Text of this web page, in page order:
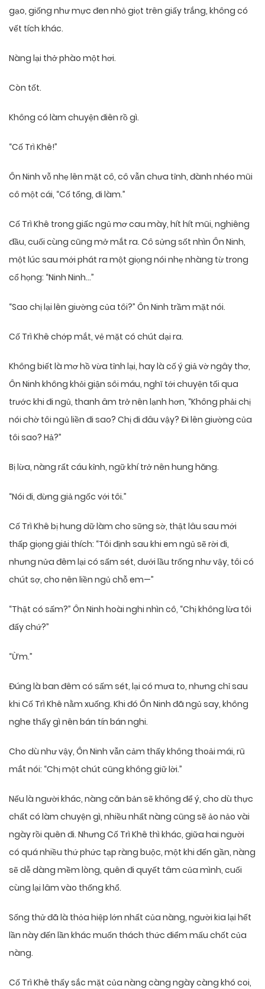
gạo, giống như mực đen nhỏ giọt trên giấy trắng, không có
vết tích khác.
Nàng lại thở phào một hơi.
Còn tốt.
Không có làm chuyện điên rồ gì.
“Cố Trì Khê!”
Ôn Ninh vỗ nhẹ lên mặt cô, cô vẫn chưa tỉnh, đành nhéo mũi
cô một cái, “Cố tổng, đi làm.”
Cố Trì Khê trong giấc ngủ mơ cau mày, hít hít mũi, nghiêng
đầu, cuối cùng cũng mở mắt ra. Cô sửng sốt nhìn Ôn Ninh,
một lúc sau mới phát ra một giọng nói nhẹ nhàng từ trong
cổ họng: “Ninh Ninh…”
“Sao chị lại lên giường của tôi?” Ôn Ninh trầm mặt nói.
Cố Trì Khê chớp mắt, vẻ mặt có chút dại ra.
Không biết là mơ hồ vừa tỉnh lại, hay là cố ý giả vờ ngây thơ,
Ôn Ninh không khỏi giận sôi máu, nghĩ tới chuyện tối qua
trước khi đi ngủ, thanh âm trở nên lạnh hơn, “Không phải chị
nói chờ tôi ngủ liền đi sao? Chị đi đâu vậy? Đi lên giường của
tôi sao? Hả?”
Bị lừa, nàng rất cáu kỉnh, ngữ khí trở nên hung hăng.
“Nói đi, đừng giả ngốc với tôi.”
Cố Trì Khê bị hung dữ làm cho sững sờ, thật lâu sau mới
thấp giọng giải thích: “Tôi định sau khi em ngủ sẽ rời đi,
nhưng nửa đêm lại có sấm sét, dưới lầu trống như vậy, tôi có
chút sợ, cho nên liền ngủ chỗ em—”
“Thật có sấm?” Ôn Ninh hoài nghi nhìn cô, “Chị không lừa tôi
đấy chứ?”
“Ừm.”
Đúng là ban đêm có sấm sét, lại có mưa to, nhưng chỉ sau
khi Cố Trì Khê nằm xuống. Khi đó Ôn Ninh đã ngủ say, không
nghe thấy gì nên bán tín bán nghi.
Cho dù như vậy, Ôn Ninh vẫn cảm thấy không thoải mái, rũ
mắt nói: “Chị một chút cũng không giữ lời.”
Nếu là người khác, nàng căn bản sẽ không để ý, cho dù thực
chất có làm chuyện gì, nhiều nhất nàng cũng sẽ ảo nảo vài
ngày rồi quên đi. Nhưng Cố Trì Khê thì khác, giữa hai người
có quá nhiều thứ phức tạp ràng buộc, một khi đến gần, nàng
sẽ dễ dàng mềm lòng, quên đi quyết tâm của mình, cuối
cùng lại lâm vào thống khổ.
Sống thử đã là thỏa hiệp lớn nhất của nàng, người kia lại hết
lần này đến lần khác muốn thách thức điểm mấu chốt của
nàng.
Cố Trì Khê thấy sắc mặt của nàng càng ngày càng khó coi,